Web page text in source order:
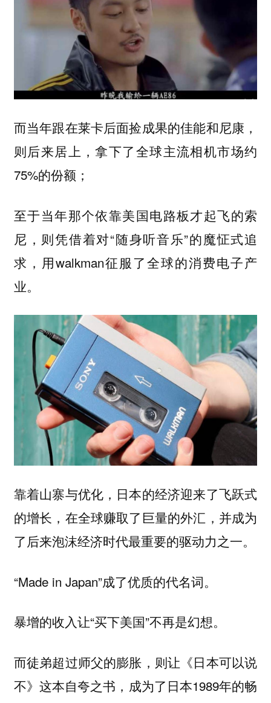
而当年跟在莱卡后面捡成果的佳能和尼康，
则后来居上，拿下了全球主流相机市场约
75%的份额；
至于当年那个依靠美国电路板才起飞的索
尼，则凭借着对“随身听音乐”的魔怔式追
求，用walkman征服了全球的消费电子产
业。
靠着山寨与优化，日本的经济迎来了飞跃式
的增长，在全球赚取了巨量的外汇，并成为
了后来泡沫经济时代最重要的驱动力之一。
“Made in Japan”成了优质的代名词。
暴增的收入让“买下美国”不再是幻想。
而徒弟超过师父的膨胀，则让《日本可以说
不》这本自夸之书，成为了日本1989年的畅